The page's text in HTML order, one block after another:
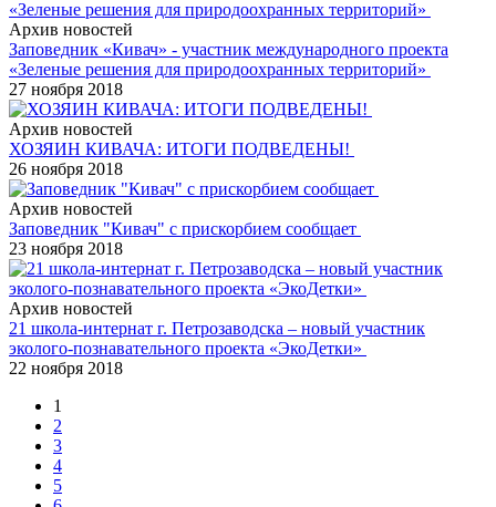
Архив новостей
Заповедник «Кивач» - участник международного проекта
«Зеленые решения для природоохранных территорий»
27 ноября 2018
Архив новостей
ХОЗЯИН КИВАЧА: ИТОГИ ПОДВЕДЕНЫ!
26 ноября 2018
Архив новостей
Заповедник "Кивач" с прискорбием сообщает
23 ноября 2018
Архив новостей
21 школа-интернат г. Петрозаводска – новый участник
эколого-познавательного проекта «ЭкоДетки»
22 ноября 2018
1
2
3
4
5